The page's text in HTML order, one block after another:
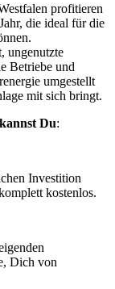
profitieren
die ideal für die
ungenutzte
Betriebe und
umgestellt
mit sich bringt.
Du:
Investition
kostenlos.
Dich von